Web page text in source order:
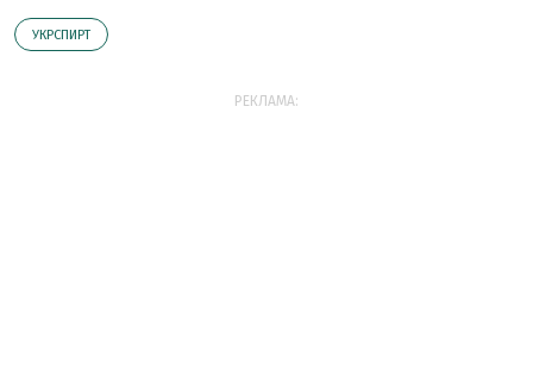
УКРСПИРТ
РЕКЛАМА: